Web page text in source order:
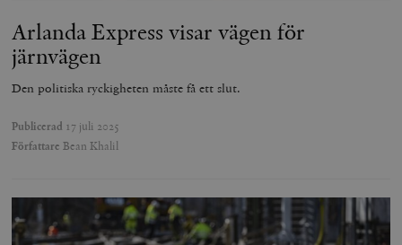
Arlanda Express visar vägen för
järnvägen
Den politiska ryckigheten måste få ett slut.
Publicerad 17 juli 2025
Författare Bean Khalil